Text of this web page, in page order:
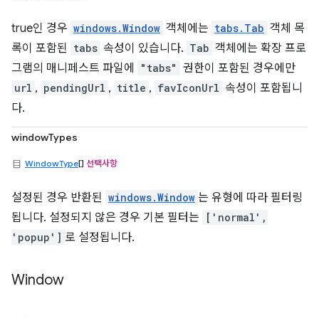
true인 경우 windows.Window 객체에는 tabs.Tab 객체 목
록이 포함된 tabs 속성이 있습니다. Tab 객체에는 확장 프로
그램의 매니페스트 파일에
"tabs" 권한이 포함된 경우에만
url , pendingUrl , title , favIconUrl 속성이 포함됩니
다.
windowTypes
WindowType[] 선택사항
설정된 경우 반환된 windows.Window 는 유형에 따라 필터링
됩니다. 설정되지 않은 경우 기본 필터는
['normal',
'popup'] 로 설정됩니다.
Window